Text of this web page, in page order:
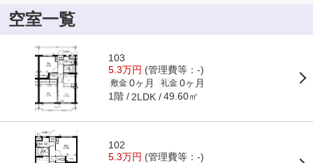
空室一覧
103
5.3万円 (管理費等：-)
敷金 0ヶ月 礼金 0ヶ月
1階 2LDK 49.60㎡
102
5.3万円 (管理費等：-)